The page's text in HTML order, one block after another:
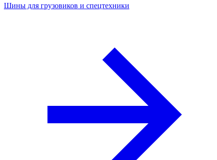
Шины для грузовиков и спецтехники